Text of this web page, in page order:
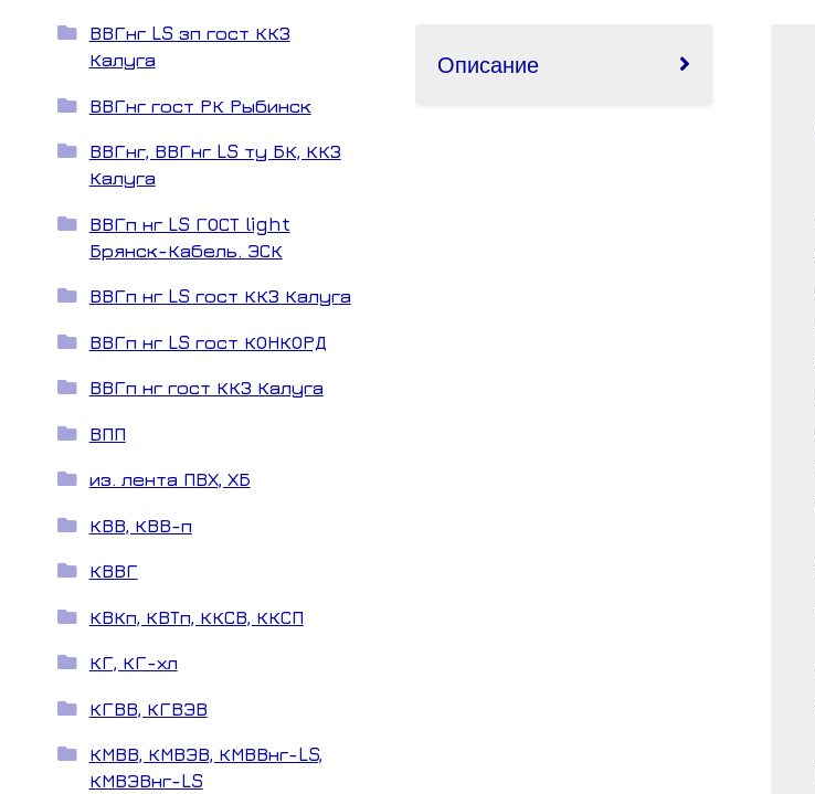
Описание
ВВГнг LS зп гост ККЗ
Калуга
ВВГнг гост РК Рыбинск
ВВГнг, ВВГнг LS ту БК, ККЗ
Калуга
ВВГп нг LS ГОСТ light
Брянск-Кабель. ЭСК
ВВГп нг LS гост ККЗ Калуга
ВВГп нг LS гост КОНКОРД
ВВГп нг гост ККЗ Калуга
ВПП
из. лента ПВХ, ХБ
КВВ, КВВ-п
КВВГ
КВКп, КВТп, ККСВ, ККСП
КГ, КГ-хл
КГВВ, КГВЭВ
КМВВ, КМВЭВ, КМВВнг-LS,
КМВЭВнг-LS